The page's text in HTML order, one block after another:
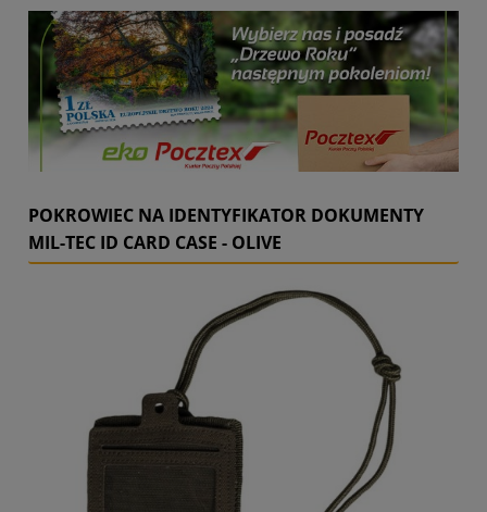
POKROWIEC NA IDENTYFIKATOR DOKUMENTY
MIL-TEC ID CARD CASE - OLIVE